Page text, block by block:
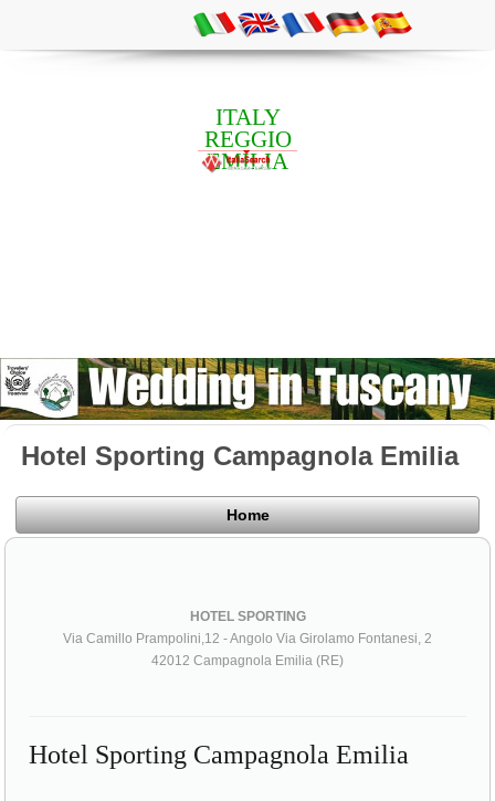
ITALY
REGGIO
EMILIA
Hotel Sporting Campagnola Emilia
Home
HOTEL SPORTING
Via Camillo Prampolini,12 - Angolo Via Girolamo Fontanesi, 2
42012 Campagnola Emilia (RE)
Hotel Sporting Campagnola Emilia